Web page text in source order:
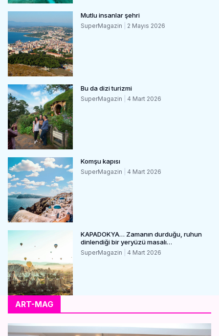
Mutlu insanlar şehri
SuperMagazin 2 Mayıs 2026
Bu da dizi turizmi
SuperMagazin 4 Mart 2026
Komşu kapısı
SuperMagazin 4 Mart 2026
KAPADOKYA… Zamanın durduğu, ruhun
dinlendiği bir yeryüzü masalı…
SuperMagazin 4 Mart 2026
ART-MAG